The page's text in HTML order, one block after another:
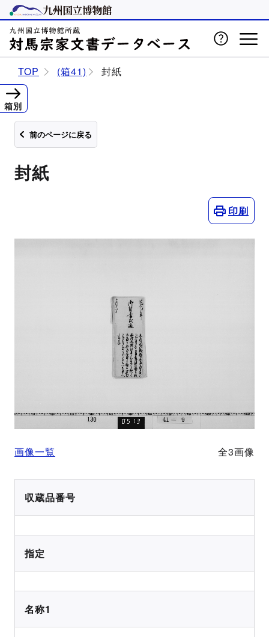
TOP (箱41) 封紙
前のページに戻る
封紙
印刷
画像一覧 全3画像
収蔵品番号
指定
名称1
箱別